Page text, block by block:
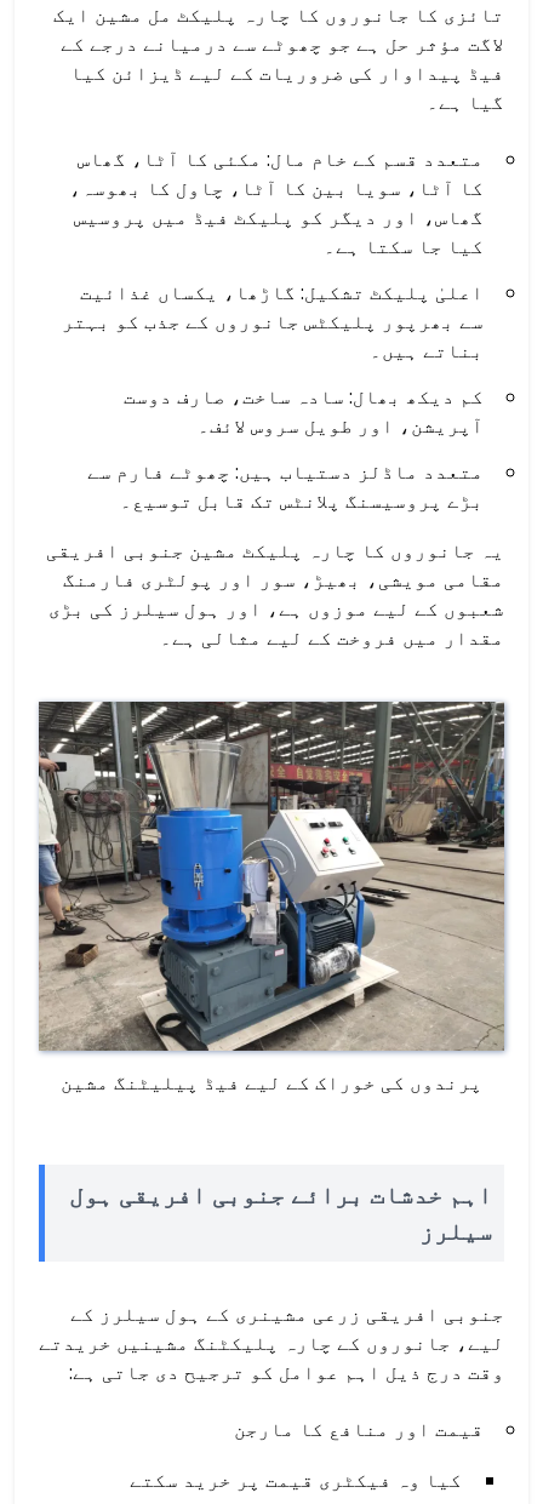
تائزی کا جانوروں کا چارہ پلیکٹ مل مشین ایک
لاگت مؤثر حل ہے جو چھوٹے سے درمیانے درجے کے
فیڈ پیداوار کی ضروریات کے لیے ڈیزائن کیا
گیا ہے۔
متعدد قسم کے خام مال: مکئی کا آٹا، گھاس
کا آٹا، سویا بین کا آٹا، چاول کا بھوسہ،
گھاس، اور دیگر کو پلیکٹ فیڈ میں پروسیس
کیا جا سکتا ہے۔
اعلیٰ پلیکٹ تشکیل: گاڑھا، یکساں غذائیت
سے بھرپور پلیکٹس جانوروں کے جذب کو بہتر
بناتے ہیں۔
کم دیکھ بھال: سادہ ساخت، صارف دوست
آپریشن، اور طویل سروس لائف۔
متعدد ماڈلز دستیاب ہیں: چھوٹے فارم سے
بڑے پروسیسنگ پلانٹس تک قابل توسیع۔
یہ جانوروں کا چارہ پلیکٹ مشین جنوبی افریقی
مقامی مویشی، بھیڑ، سور اور پولٹری فارمنگ
شعبوں کے لیے موزوں ہے، اور ہول سیلرز کی بڑی
مقدار میں فروخت کے لیے مثالی ہے۔
پرندوں کی خوراک کے لیے فیڈ پیلیٹنگ مشین
اہم خدشات برائے جنوبی افریقی ہول
سیلرز
جنوبی افریقی زرعی مشینری کے ہول سیلرز کے
لیے، جانوروں کے چارہ پلیکٹنگ مشینیں خریدتے
وقت درج ذیل اہم عوامل کو ترجیح دی جاتی ہے:
قیمت اور منافع کا مارجن
کیا وہ فیکٹری قیمت پر خرید سکتے